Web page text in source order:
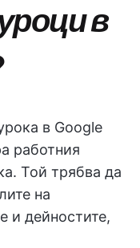
в
в Google
работния
Той трябва да
на
и дейностите,